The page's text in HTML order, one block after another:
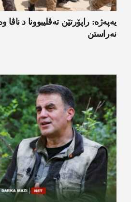
یەپەژە: راپۆرتێن تەڤلیبوونا د ناڤا
نەراستن